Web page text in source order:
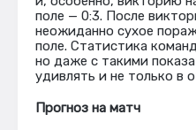
поле — 0:3. После
неожиданно сухое
поле. Статистика
но даже с такими
удивлять и не только в
Прогноз на матч